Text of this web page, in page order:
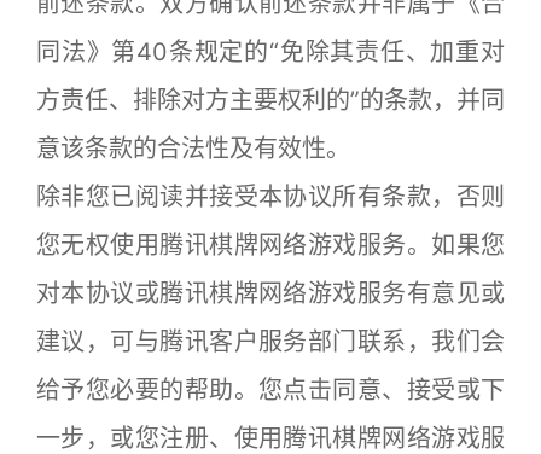
同法》第40条规定的“免除其责任、加重对
方责任、排除对方主要权利的”的条款，并同
意该条款的合法性及有效性。
除非您已阅读并接受本协议所有条款，否则
您无权使用腾讯棋牌网络游戏服务。如果您
对本协议或腾讯棋牌网络游戏服务有意见或
建议，可与腾讯客户服务部门联系，我们会
给予您必要的帮助。您点击同意、接受或下
一步，或您注册、使用腾讯棋牌网络游戏服